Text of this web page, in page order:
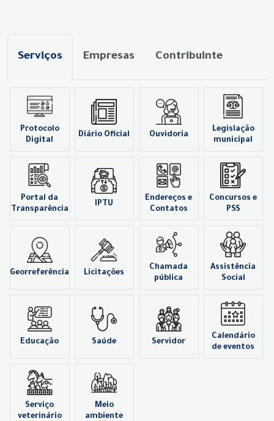
Serviços Empresas Contribuinte
Protocolo
Digital
Diário Oficial Ouvidoria
Legislação
municipal
Portal da
Transparência
IPTU
Endereços e
Contatos
Concursos e
PSS
Georreferência Licitações
Chamada
pública
Assistência
Social
Educação Saúde Servidor
Calendário
de eventos
Serviço
veterinário
Meio
ambiente